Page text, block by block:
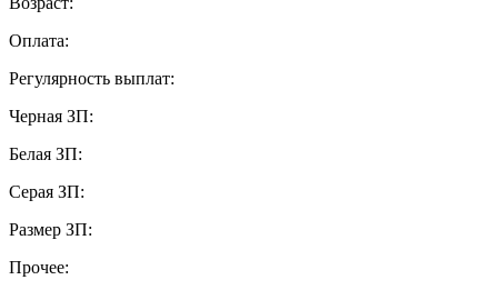
Оплата:
Регулярность выплат:
Черная ЗП:
Белая ЗП:
Серая ЗП:
Размер ЗП:
Прочее: